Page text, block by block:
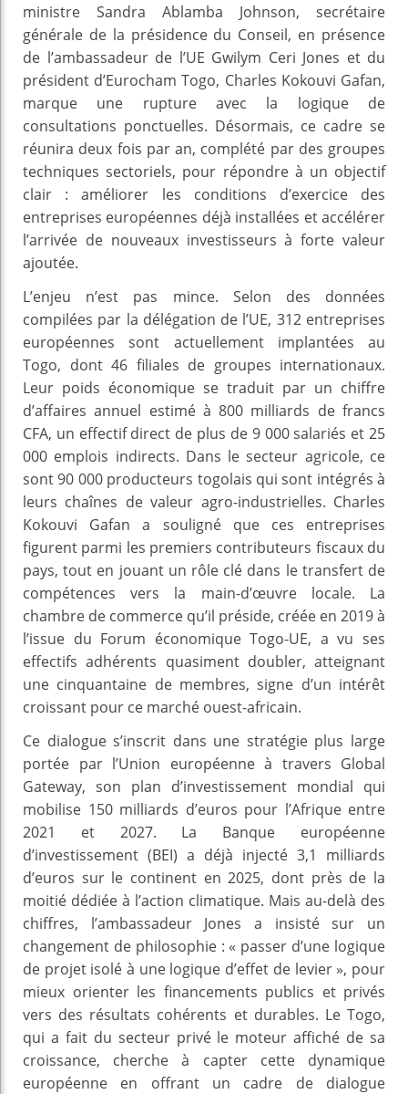
ministre Sandra Ablamba Johnson, secrétaire
générale de la présidence du Conseil, en présence
de l’ambassadeur de l’UE Gwilym Ceri Jones et du
président d’Eurocham Togo, Charles Kokouvi Gafan,
marque une rupture avec la logique de
consultations ponctuelles. Désormais, ce cadre se
réunira deux fois par an, complété par des groupes
techniques sectoriels, pour répondre à un objectif
clair : améliorer les conditions d’exercice des
entreprises européennes déjà installées et accélérer
l’arrivée de nouveaux investisseurs à forte valeur
ajoutée.
L’enjeu n’est pas mince. Selon des données
compilées par la délégation de l’UE, 312 entreprises
européennes sont actuellement implantées au
Togo, dont 46 filiales de groupes internationaux.
Leur poids économique se traduit par un chiffre
d’affaires annuel estimé à 800 milliards de francs
CFA, un effectif direct de plus de 9 000 salariés et 25
000 emplois indirects. Dans le secteur agricole, ce
sont 90 000 producteurs togolais qui sont intégrés à
leurs chaînes de valeur agro-industrielles. Charles
Kokouvi Gafan a souligné que ces entreprises
figurent parmi les premiers contributeurs fiscaux du
pays, tout en jouant un rôle clé dans le transfert de
compétences vers la main-d’œuvre locale. La
chambre de commerce qu’il préside, créée en 2019 à
l’issue du Forum économique Togo-UE, a vu ses
effectifs adhérents quasiment doubler, atteignant
une cinquantaine de membres, signe d’un intérêt
croissant pour ce marché ouest-africain.
Ce dialogue s’inscrit dans une stratégie plus large
portée par l’Union européenne à travers Global
Gateway, son plan d’investissement mondial qui
mobilise 150 milliards d’euros pour l’Afrique entre
2021 et 2027. La Banque européenne
d’investissement (BEI) a déjà injecté 3,1 milliards
d’euros sur le continent en 2025, dont près de la
moitié dédiée à l’action climatique. Mais au-delà des
chiffres, l’ambassadeur Jones a insisté sur un
changement de philosophie : « passer d’une logique
de projet isolé à une logique d’effet de levier », pour
mieux orienter les financements publics et privés
vers des résultats cohérents et durables. Le Togo,
qui a fait du secteur privé le moteur affiché de sa
croissance, cherche à capter cette dynamique
européenne en offrant un cadre de dialogue